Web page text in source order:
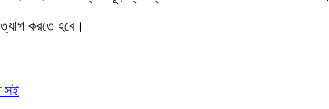
করতে হবে।
সই